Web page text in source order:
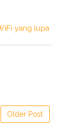
yang lupa
Older Post